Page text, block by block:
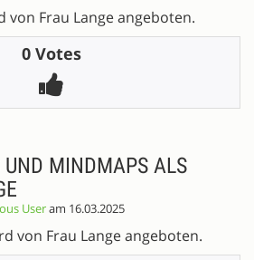
von Frau Lange angeboten.
0 Votes
MINDMAPS ALS
Useram 16.03.2025
von Frau Lange angeboten.